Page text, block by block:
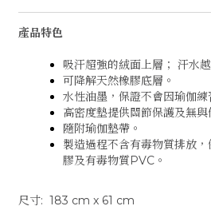
產品特色
吸汗超強的絨面上層； 汗水
可降解天然橡膠底層。
水性油墨，保證不會因瑜伽練
高密度墊提供關節保護及無與
隨附瑜伽墊帶。
製造過程不含有毒物質排放
膠及有毒物質PVC。
尺寸: 183 cm x 61 cm